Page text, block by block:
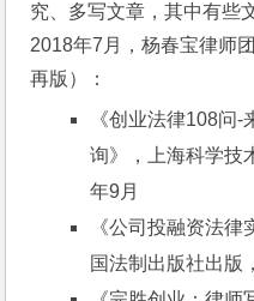
究、多写文章，其中有些
2018年7月，杨春宝律师
再版）：
《创业法律108问
询》，上海科学技
年9月
《公司投融资法
国法制出版社出版